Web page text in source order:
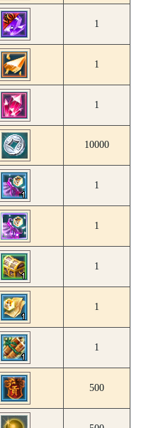
1
1
1
10000
1
1
1
1
1
500